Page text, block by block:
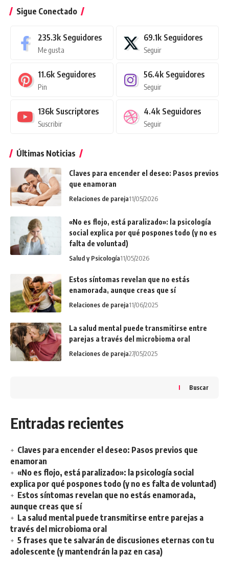
Sigue Conectado
235.3k Seguidores
Me gusta
69.1k Seguidores
Seguir
11.6k Seguidores
Pin
56.4k Seguidores
Seguir
136k Suscriptores
Suscribir
4.4k Seguidores
Seguir
Últimas Noticias
Claves para encender el deseo: Pasos previos
que enamoran
Relaciones de pareja11/05/2026
«No es flojo, está paralizado»: la psicología
social explica por qué pospones todo (y no es
falta de voluntad)
Salud y Psicología11/05/2026
Estos síntomas revelan que no estás
enamorada, aunque creas que sí
Relaciones de pareja11/06/2025
La salud mental puede transmitirse entre
parejas a través del microbioma oral
Relaciones de pareja27/05/2025
Buscar
Entradas recientes
Claves para encender el deseo: Pasos previos que
enamoran
«No es flojo, está paralizado»: la psicología social
explica por qué pospones todo (y no es falta de voluntad)
Estos síntomas revelan que no estás enamorada,
aunque creas que sí
La salud mental puede transmitirse entre parejas a
través del microbioma oral
5 frases que te salvarán de discusiones eternas con tu
adolescente (y mantendrán la paz en casa)